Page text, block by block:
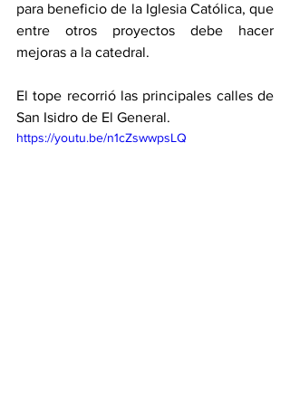
para beneficio de la Iglesia Católica, que
entre otros proyectos debe hacer
mejoras a la catedral.
El tope recorrió las principales calles de
San Isidro de El General.
https://youtu.be/n1cZswwpsLQ